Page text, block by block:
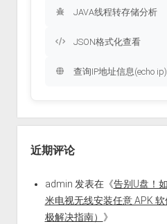
JAVA线程转存储分析
JSON格式化查看
查询IP地址信息(echo ip)
近期评论
admin 发表在《告别U盘！
米电视无线安装任意 APK
极解决指南） 》